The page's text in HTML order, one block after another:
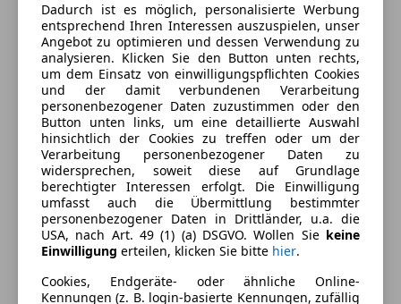
Schadstoffklasse
Euro 6e
Kraftstoff
Elektro/Benzin
CO₂-Emissionen
102 g/km (komb.)
Ausstattung
Komfort
2-Zonen-Klimaautomatik
360° Kamera
Armlehne
Beheizbare Frontscheibe
Mehr anzeigen
Farbe und Innenausstattung
Außenfarbe
Schwarz
Dadurch ist es möglich, personalisierte Werbung
entsprechend Ihren Interessen auszuspielen, unser
Angebot zu optimieren und dessen Verwendung zu
analysieren. Klicken Sie den Button unten rechts,
um dem Einsatz von einwilligungspflichten Cookies
und der damit verbundenen Verarbeitung
personenbezogener Daten zuzustimmen oder den
Button unten links, um eine detaillierte Auswahl
hinsichtlich der Cookies zu treffen oder um der
Verarbeitung personenbezogener Daten zu
widersprechen, soweit diese auf Grundlage
berechtigter Interessen erfolgt. Die Einwilligung
umfasst auch die Übermittlung bestimmter
personenbezogener Daten in Drittländer, u.a. die
USA, nach Art. 49 (1) (a) DSGVO. Wollen Sie keine
Einwilligung erteilen, klicken Sie bitte hier.
Cookies, Endgeräte- oder ähnliche Online-
Kennungen (z. B. login-basierte Kennungen, zufällig